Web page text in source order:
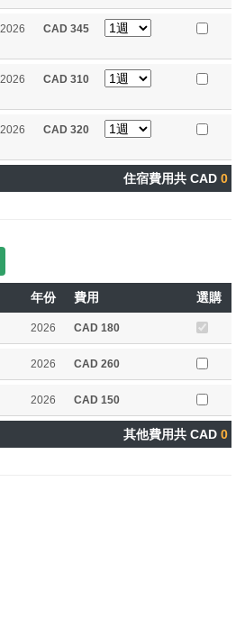
2026 CAD 345
2026 CAD 310
2026 CAD 320
住宿費用共 CAD 0
年份 費用
選購
2026 CAD 180
2026 CAD 260
2026 CAD 150
其他費用共 CAD 0